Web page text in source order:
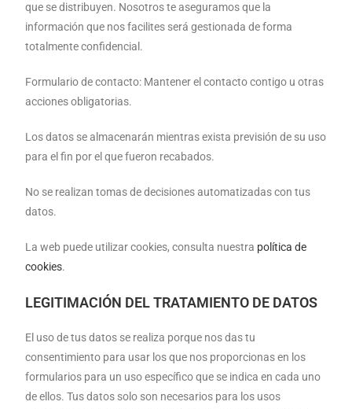
que se distribuyen. Nosotros te aseguramos que la
información que nos facilites será gestionada de forma
totalmente confidencial.
Formulario de contacto: Mantener el contacto contigo u otras
acciones obligatorias.
Los datos se almacenarán mientras exista previsión de su uso
para el fin por el que fueron recabados.
No se realizan tomas de decisiones automatizadas con tus
datos.
La web puede utilizar cookies, consulta nuestra política de
cookies.
LEGITIMACIÓN DEL TRATAMIENTO DE DATOS
El uso de tus datos se realiza porque nos das tu
consentimiento para usar los que nos proporcionas en los
formularios para un uso específico que se indica en cada uno
de ellos. Tus datos solo son necesarios para los usos